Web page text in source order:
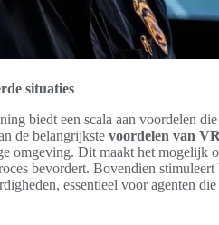
situaties
biedt een scala aan voordelen
de belangrijkste voordelen van
omgeving. Dit maakt het mogelijk
bevordert. Bovendien
essentieel voor agenten die